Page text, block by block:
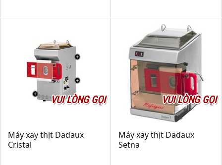
VUI LÒNG GỌI
Máy xay thịt Dadaux
Cristal
VUI LÒNG GỌI
Máy xay thịt Dadaux
Setna